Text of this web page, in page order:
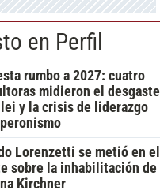
en Perfil
rumbo a 2027: cuatro
midieron el desgaste
y la crisis de liderazgo
Lorenzetti se metió en el
sobre la inhabilitación de
Kirchner